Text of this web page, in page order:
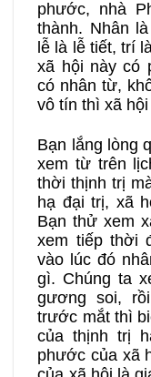
phước, nhà
thành. Nhân
lễ là lễ tiết, trí
xã hội này có
có nhân từ,
vô tín thì xã
Bạn lắng lòng
xem từ trên
thời thịnh trị
hạ đại trị, xã
Bạn thử xem
xem tiếp thời
vào lúc đó
gì. Chúng ta
gương soi,
trước mắt thì
của thịnh trị
phước của xã